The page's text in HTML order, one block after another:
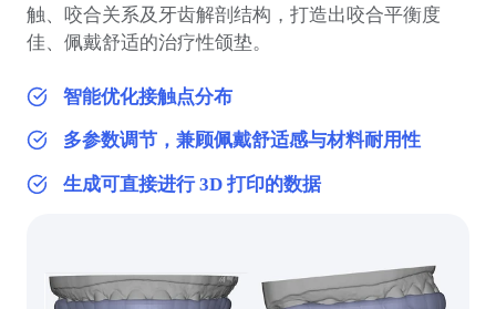
触、咬合关系及牙齿解剖结构，打造出咬合平衡度
佳、佩戴舒适的治疗性颌垫。
智能优化接触点分布
多参数调节，兼顾佩戴舒适感与材料耐用性
生成可直接进行 3D 打印的数据